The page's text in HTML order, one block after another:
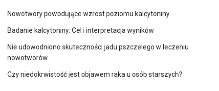
Nowotwory powodujące wzrost poziomu kalcytoniny
Badanie kalcytoniny: Cel i interpretacja wyników
Nie udowodniono skuteczności jadu pszczelego w leczeniu
nowotworów
Czy niedokrwistość jest objawem raka u osób starszych?